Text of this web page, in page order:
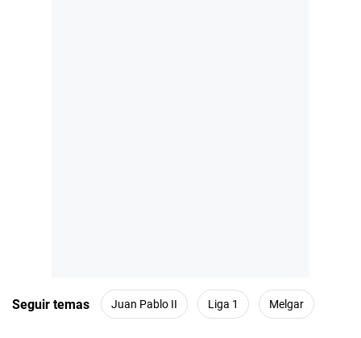
Seguir temas Juan Pablo II Liga 1 Melgar